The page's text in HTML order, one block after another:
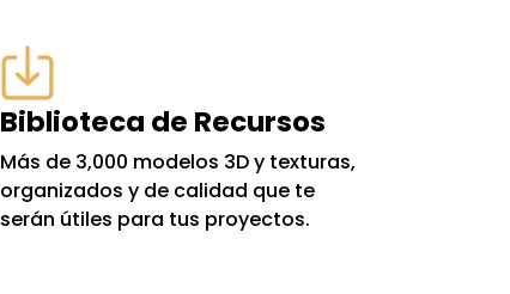
Biblioteca de Recursos
Más de 3,000 modelos 3D y texturas,
organizados y de calidad que te
serán útiles para tus proyectos.